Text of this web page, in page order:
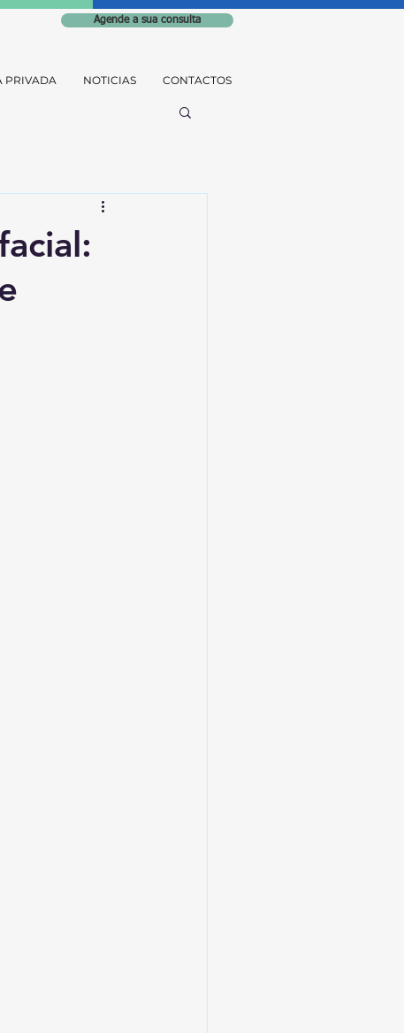
Agende a sua consulta
PRIVADA NOTICIAS CONTACTOS